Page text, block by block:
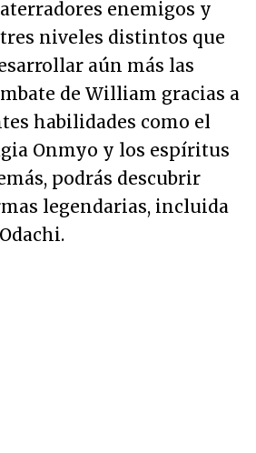
enemigos y
niveles distintos que
aún más las
de William gracias a
habilidades como el
Onmyo y los espíritus
podrás descubrir
legendarias, incluida